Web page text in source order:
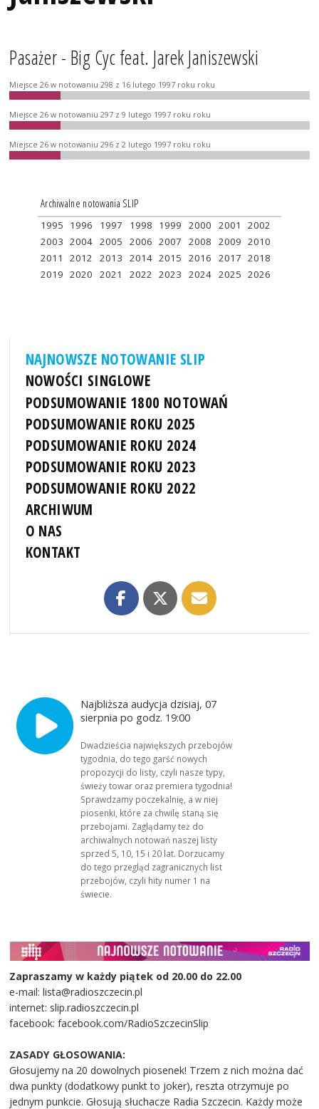
Pasażer - Big Cyc feat. Jarek Janiszewski
Miejsce 26 w notowaniu 298 z 16 lutego 1997 roku roku
Miejsce 26 w notowaniu 297 z 9 lutego 1997 roku roku
Miejsce 26 w notowaniu 296 z 2 lutego 1997 roku roku
Archiwalne notowania SLIP
1995 1996 1997 1998 1999 2000 2001
2002
2003 2004 2005 2006 2007 2008 2009 2010
2011
2012 2013 2014 2015 2016 2017 2018
2019 2020 2021 2022 2023 2024 2025 2026
NAJNOWSZE NOTOWANIE SLIP
NOWOŚCI SINGLOWE
PODSUMOWANIE 1800 NOTOWAŃ
PODSUMOWANIE ROKU 2025
PODSUMOWANIE ROKU 2024
PODSUMOWANIE ROKU 2023
PODSUMOWANIE ROKU 2022
ARCHIWUM
O NAS
KONTAKT
Najbliższa audycja dzisiaj, 07
sierpnia po godz. 19:00
Dwadzieścia największych przebojów
tygodnia, do tego garść nowych
propozycji do listy, czyli nasze typy,
świeży towar oraz premiera tygodnia!
Sprawdzamy poczekalnię, a w niej
piosenki, które za chwilę staną się
przebojami. Zaglądamy też do
archiwalnych notowań naszej listy
sprzed 5, 10, 15 i 20 lat. Dorzucamy
do tego przegląd zagranicznych list
przebojów, czyli hity numer 1 na
świecie.
Zapraszamy w każdy piątek od 20.00 do 22.00
e-mail: lista@radioszczecin.pl
internet: slip.radioszczecin.pl
facebook: facebook.com/RadioSzczecinSlip
ZASADY GŁOSOWANIA:
Głosujemy na 20 dowolnych piosenek! Trzem z nich można dać
dwa punkty (dodatkowy punkt to joker), reszta otrzymuje po
jednym punkcie. Głosują słuchacze Radia Szczecin. Każdy może